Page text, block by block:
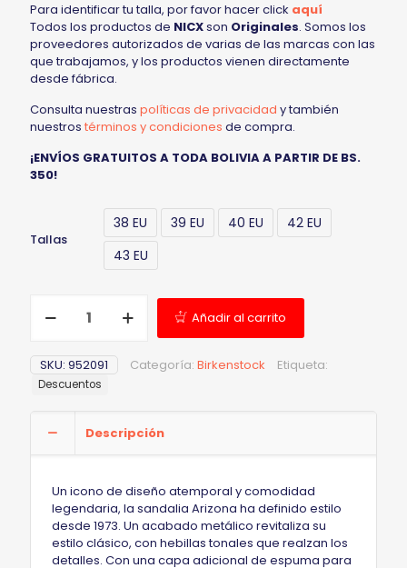
Para identificar tu talla, por favor hacer click aquí
Todos los productos de NICXson Originales. Somos los
proveedores autorizados de varias de las marcas con las
que trabajamos, y los productos vienen directamente
desde fábrica.
Consulta nuestras políticas de privacidad y también
nuestros términos y condiciones de compra.
¡ENVÍOS GRATUITOS A TODA BOLIVIA A PARTIR DE BS.
350!
Tallas
38 EU 39 EU 40 EU
42 EU
43 EU
Añadir al carrito
SKU: 952091 Categoría: Birkenstock Etiqueta:
Descuentos
Descripción
Un icono de diseño atemporal y comodidad
legendaria, la sandalia Arizona ha definido estilo
desde 1973. Un acabado metálico revitaliza su
estilo clásico, con hebillas tonales que realzan los
detalles. Con una capa adicional de espuma para